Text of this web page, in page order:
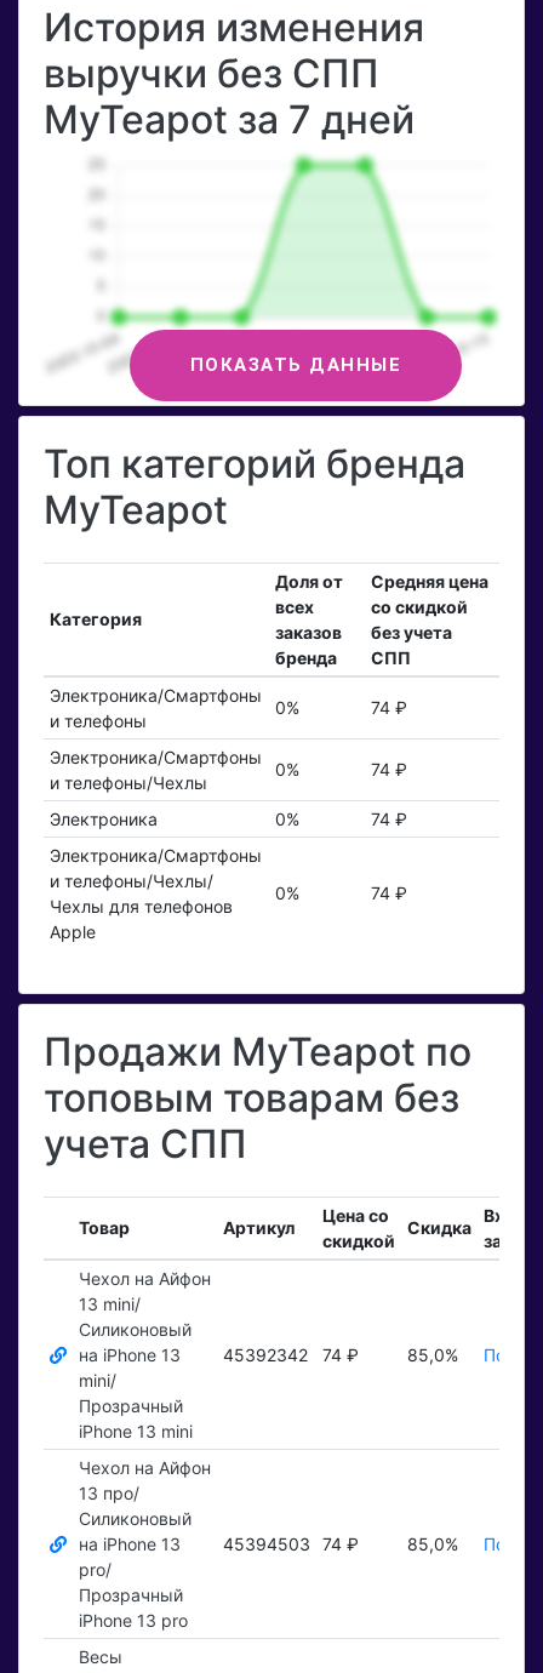
История изменения
выручки без СПП
MyTeapot за 7 дней
ПОКАЗАТЬ ДАННЫЕ
Топ категорий бренда
MyTeapot
Категория
Доля от
всех
заказов
бренда
Средняя цена
со скидкой
без учета
СПП
Электроника/Смартфоны
и телефоны
0% 74 ₽
Электроника/Смартфоны
и телефоны/Чехлы
0% 74 ₽
Электроника 0%
74 ₽
Электроника/Смартфоны
и телефоны/Чехлы/
Чехлы для телефонов
Apple
0% 74 ₽
Продажи MyTeapot по
топовым товарам без
учета СПП
Товар Артикул
Цена со
скидкой
Скидка
заказы
Чехол на Айфон
13 mini/
Силиконовый
на iPhone 13
mini/
Прозрачный
iPhone 13 mini
45392342 74 ₽ 85,0%
Чехол на Айфон
13 про/
Силиконовый
на iPhone 13
pro/
Прозрачный
iPhone 13 pro
45394503 74 ₽ 85,0%
Весы